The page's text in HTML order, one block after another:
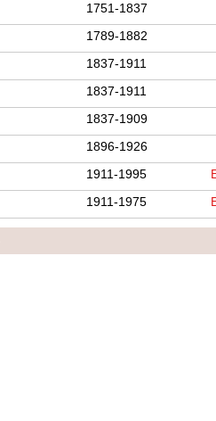
1751-1837
1789-1882
1837-1911
1837-1911
1837-1909
1896-1926
1911-1995
1911-1975